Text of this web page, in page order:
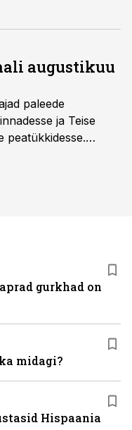
augustikuu
paleede
ja Teise
peatükkidesse.
gurkhad on
midagi?
Hispaania